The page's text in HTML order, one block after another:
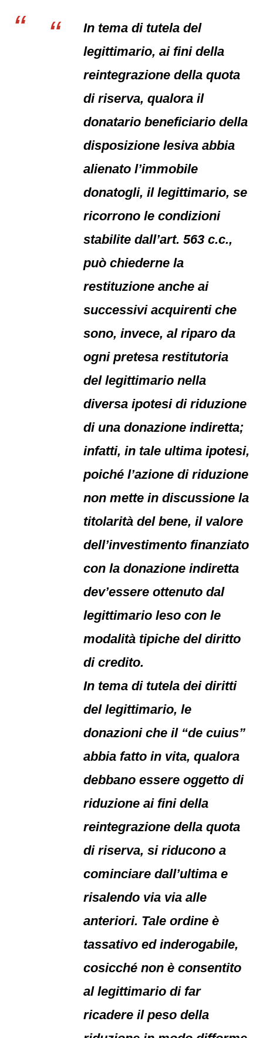
In tema di tutela del
legittimario, ai fini della
reintegrazione della quota
di riserva, qualora il
donatario beneficiario della
disposizione lesiva abbia
alienato l’immobile
donatogli, il legittimario, se
ricorrono le condizioni
stabilite dall’art. 563 c.c.,
può chiederne la
restituzione anche ai
successivi acquirenti che
sono, invece, al riparo da
ogni pretesa restitutoria
del legittimario nella
diversa ipotesi di riduzione
di una donazione indiretta;
infatti, in tale ultima ipotesi,
poiché l’azione di riduzione
non mette in discussione la
titolarità del bene, il valore
dell’investimento finanziato
con la donazione indiretta
dev’essere ottenuto dal
legittimario leso con le
modalità tipiche del diritto
di credito.
In tema di tutela dei diritti
del legittimario, le
donazioni che il “de cuius”
abbia fatto in vita, qualora
debbano essere oggetto di
riduzione ai fini della
reintegrazione della quota
di riserva, si riducono a
cominciare dall’ultima e
risalendo via via alle
anteriori. Tale ordine è
tassativo ed inderogabile,
cosicché non è consentito
al legittimario di far
ricadere il peso della